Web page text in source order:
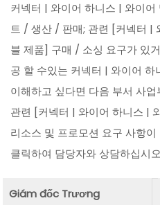
커넥터 | 와이어 하니스 | 와이
트 / 생산 / 판매; 관련 [커넥터 |
블 제품] 구매 / 소싱 요구가 있
공 할 수있는 커넥터 | 와이어
이해하고 싶다면 다음 부서 사
관련 [커넥터 | 와이어 하니스 |
리소스 및 프로모션 요구 사항
클릭하여 담당자와 상담하십시
Giám đốc Trương